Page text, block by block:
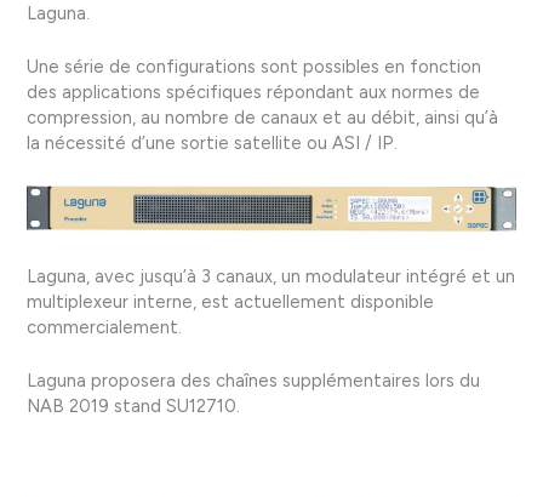
Laguna.
Une série de configurations sont possibles en fonction
des applications spécifiques répondant aux normes de
compression, au nombre de canaux et au débit, ainsi qu’à
la nécessité d’une sortie satellite ou ASI / IP.
Laguna, avec jusqu’à 3 canaux, un modulateur intégré et un
multiplexeur interne, est actuellement disponible
commercialement.
Laguna proposera des chaînes supplémentaires lors du
NAB 2019 stand SU12710.